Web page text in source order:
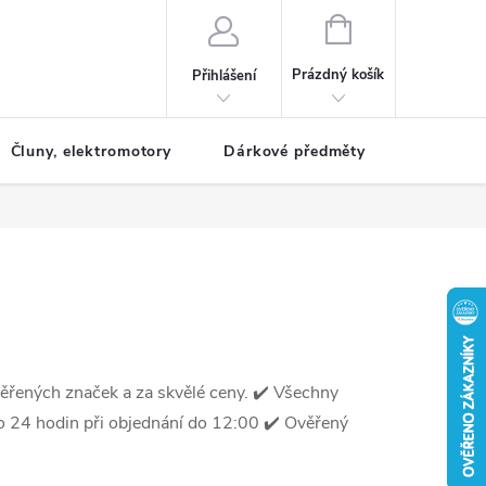
Přihlášení
NÁKUPNÍ
Prázdný košík
Čluny, elektromotory Dárkové předměty
značek a za skvělé ceny. ✔️ Všechny
24 hodin při objednání do 12:00 ✔️ Ověřený